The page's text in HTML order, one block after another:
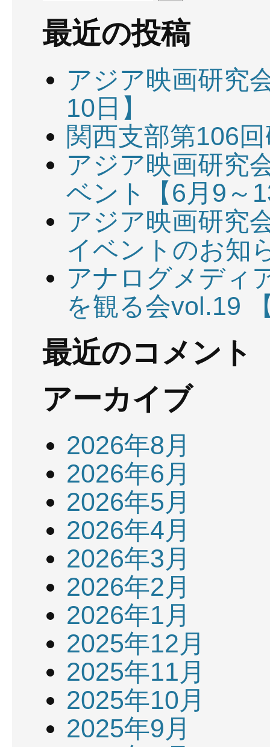
最近の投稿
アジア映画研究
10日】
関西支部第106
アジア映画研究
ベント【6月9～
アジア映画研究
イベントのお知
アナログメディ
を観る会vol.19
最近のコメント
アーカイブ
2026年8月
2026年6月
2026年5月
2026年4月
2026年3月
2026年2月
2026年1月
2025年12月
2025年11月
2025年10月
2025年9月